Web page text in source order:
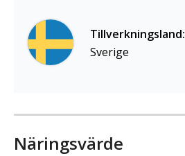
Tillverkningsland:
Sverige
Näringsvärde